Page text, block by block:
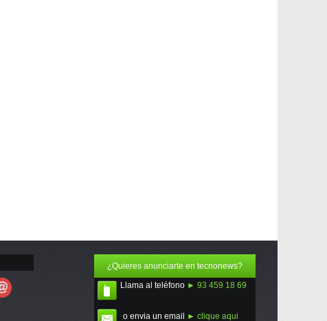
¿Quieres anunciarte en tecnonews?
Llama al teléfono ► 93 459 18 69
o envia un email ► clique aqui